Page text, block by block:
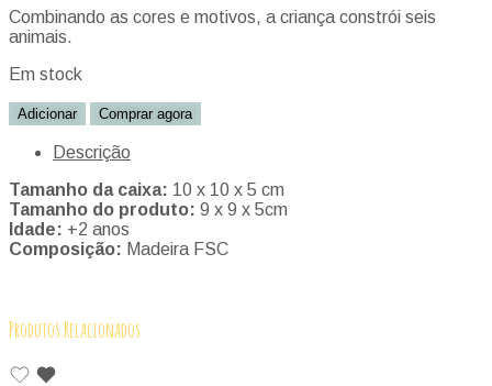
Combinando as cores e motivos, a criança constrói seis
animais.
Em stock
Adicionar Comprar agora
Descrição
Tamanho da caixa: 10 x 10 x 5 cm
Tamanho do produto: 9 x 9 x 5cm
Idade: +2 anos
Composição: Madeira FSC
Produtos Relacionados